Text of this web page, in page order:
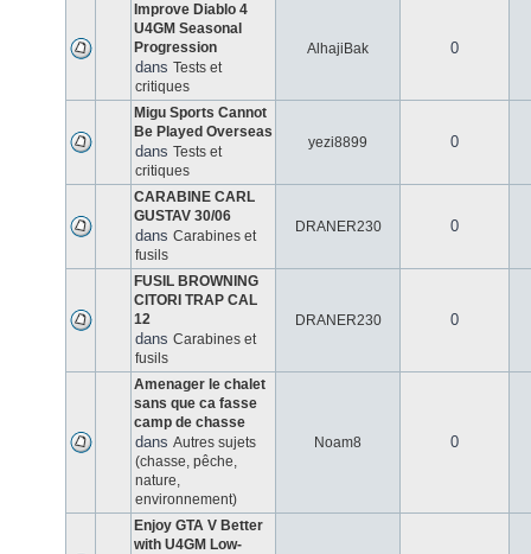
Improve Diablo 4
U4GM Seasonal
Progression
dans Tests et
critiques
AlhajiBak 0
Migu Sports Cannot
Be Played Overseas
dans Tests et
critiques
yezi8899 0
CARABINE CARL
GUSTAV 30/06
dans Carabines et
fusils
DRANER230 0
FUSIL BROWNING
CITORI TRAP CAL
12
dans Carabines et
fusils
DRANER230 0
Amenager le chalet
sans que ca fasse
camp de chasse
dans Autres sujets
(chasse, pêche,
nature,
environnement)
Noam8 0
Enjoy GTA V Better
with U4GM Low-